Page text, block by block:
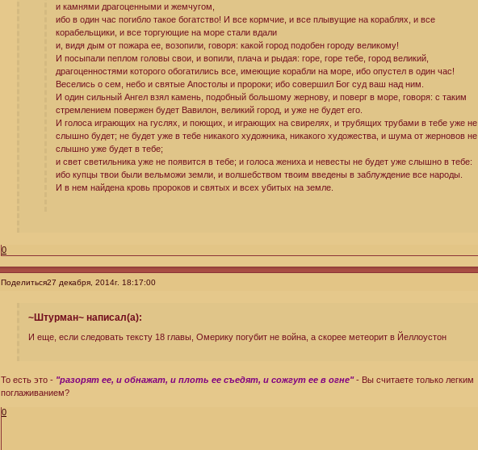
и камнями драгоценными и жемчугом,
ибо в один час погибло такое богатство! И все кормчие, и все плывущие на кораблях, и все
корабельщики, и все торгующие на море стали вдали
и, видя дым от пожара ее, возопили, говоря: какой город подобен городу великому!
И посыпали пеплом головы свои, и вопили, плача и рыдая: горе, горе тебе, город великий,
драгоценностями которого обогатились все, имеющие корабли на море, ибо опустел в один час!
Веселись о сем, небо и святые Апостолы и пророки; ибо совершил Бог суд ваш над ним.
И один сильный Ангел взял камень, подобный большому жернову, и поверг в море, говоря: с таким
стремлением повержен будет Вавилон, великий город, и уже не будет его.
И голоса играющих на гуслях, и поющих, и играющих на свирелях, и трубящих трубами в тебе уже не
слышно будет; не будет уже в тебе никакого художника, никакого художества, и шума от жерновов не
слышно уже будет в тебе;
и свет светильника уже не появится в тебе; и голоса жениха и невесты не будет уже слышно в тебе:
ибо купцы твои были вельможи земли, и волшебством твоим введены в заблуждение все народы.
И в нем найдена кровь пророков и святых и всех убитых на земле.
0
Поделиться27 декабря, 2014г. 18:17:00
~Штурман~ написал(а):
И еще, если следовать тексту 18 главы, Омерику погубит не война, а скорее метеорит в Йеллоустон
То есть это - "разорят ее, и обнажат, и плоть ее съедят, и сожгут ее в огне"- Вы считаете только легким
поглаживанием?
0